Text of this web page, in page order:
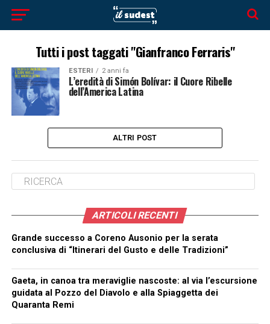
Tutti i post taggati "Gianfranco Ferraris"
ESTERI 2 anni fa
L’eredità di Simón Bolívar: il Cuore Ribelle
dell’America Latina
ALTRI POST
ARTICOLI RECENTI
Grande successo a Coreno Ausonio per la serata
conclusiva di “Itinerari del Gusto e delle Tradizioni”
Gaeta, in canoa tra meraviglie nascoste: al via l’escursione
guidata al Pozzo del Diavolo e alla Spiaggetta dei
Quaranta Remi